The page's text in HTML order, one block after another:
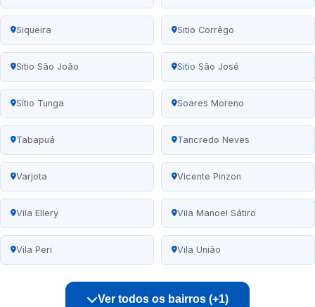
Siqueira Sitio Corrêgo
Sitio São João Sitio São José
Sítio Tunga Soares Moreno
Tabapuá Tancredo Neves
Varjota Vicente Pinzon
Vila Ellery Vila Manoel Sátiro
Vila Peri Vila União
Ver todos os bairros (+1)